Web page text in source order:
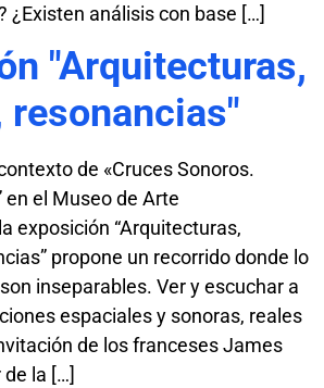
¿Existen análisis con base […]
"Arquitecturas,
resonancias"
de «Cruces Sonoros.
en el Museo de Arte
exposición “Arquitecturas,
propone un recorrido donde lo
inseparables. Ver y escuchar a
espaciales y sonoras, reales
de los franceses James
la […]